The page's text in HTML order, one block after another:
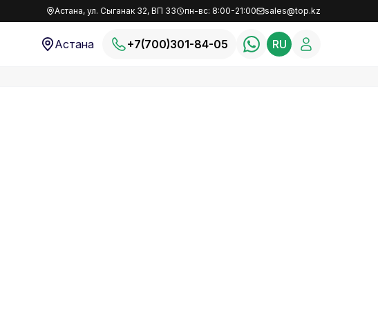
Астана, ул. Сыганак 32, ВП 33 пн-вс: 8:00-21:00 sales@top.kz
Астана +7(700)301-84-05 RU